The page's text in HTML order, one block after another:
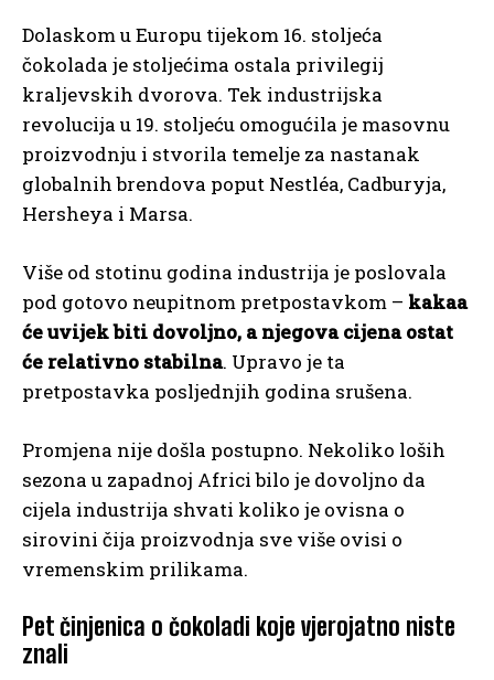
Dolaskom u Europu tijekom 16. stoljeća
čokolada je stoljećima ostala privilegij
kraljevskih dvorova. Tek industrijska
revolucija u 19. stoljeću omogućila je masovnu
proizvodnju i stvorila temelje za nastanak
globalnih brendova poput Nestléa, Cadburyja,
Hersheya i Marsa.
Više od stotinu godina industrija je poslovala
pod gotovo neupitnom pretpostavkom – kakaa
će uvijek biti dovoljno, a njegova cijena ostat
će relativno stabilna. Upravo je ta
pretpostavka posljednjih godina srušena.
Promjena nije došla postupno. Nekoliko loših
sezona u zapadnoj Africi bilo je dovoljno da
cijela industrija shvati koliko je ovisna o
sirovini čija proizvodnja sve više ovisi o
vremenskim prilikama.
Pet činjenica o čokoladi koje vjerojatno niste
znali